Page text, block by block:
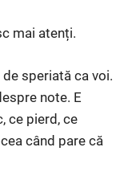
mai atenți.
speriată ca voi.
note. E
ce pierd, ce
când pare că